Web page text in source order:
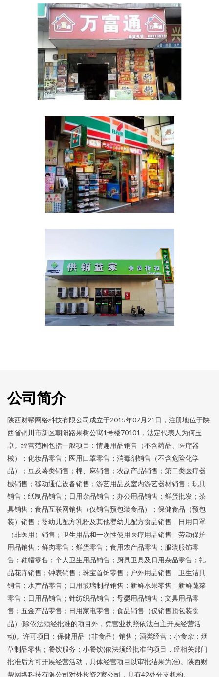
公司简介
陕西财帮网络科技有限公司成立于2015年07月21日，注册地位于陕
西省铜川市新区朝阳路果树公寓1号楼70101，法定代表人为何玉
卓。经营范围包括一般项目：情趣用品销售（不含药品、医疗器
械）；化妆品零售；医用口罩零售；消毒剂销售（不含危险化学
品）；豆及薯类销售；棉、麻销售；农副产品销售；第二类医疗器
械销售；移动通信设备销售；游艺用品及室内游艺器材销售；玩具
销售；纸制品销售；日用杂品销售；办公用品销售；鲜蛋批发；茶
具销售；食品互联网销售（仅销售预包装食品）；保健食品（预包
装）销售；婴幼儿配方乳粉及其他婴幼儿配方食品销售；日用口罩
（非医用）销售；卫生用品和一次性使用医疗用品销售；劳动保护
用品销售；鲜肉零售；鲜蛋零售；食用农产品零售；服装服饰零
售；鞋帽零售；个人卫生用品销售；厨具卫具及日用杂品零售；礼
品花卉销售；钟表销售；珠宝首饰零售；户外用品销售；卫生洁具
销售；水产品零售；日用玻璃制品销售；新鲜水果零售；新鲜蔬菜
零售；日用品销售；针纺织品销售；母婴用品销售；文具用品零
售；五金产品零售；日用家电零售；食品销售（仅销售预包装食
品）(除依法须经批准的项目外，凭营业执照依法自主开展经营活
动)。许可项目：保健用品（非食品）销售；酒类经营；小食杂；烟
草制品零售；餐饮服务；小餐饮(依法须经批准的项目，经相关部门
批准后方可开展经营活动，具体经营项目以审批结果为准)。陕西财
帮网络科技有限公司对外投资2家公司，具有42处分支机构。